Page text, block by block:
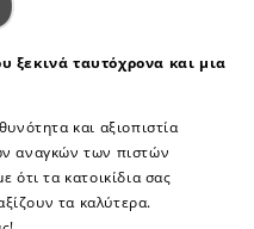
ξεκινά ταυτόχρονα και μια
και αξιοπιστία
αναγκών των πιστών
ότι τα κατοικίδια σας
τα καλύτερα.